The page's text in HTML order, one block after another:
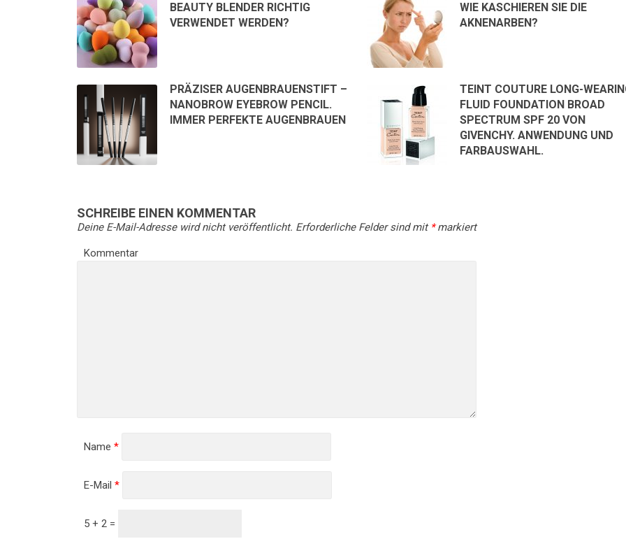
BEAUTY BLENDER RICHTIG
VERWENDET WERDEN?
WIE KASCHIEREN SIE DIE
AKNENARBEN?
PRÄZISER AUGENBRAUENSTIFT –
NANOBROW EYEBROW PENCIL.
IMMER PERFEKTE AUGENBRAUEN
TEINT COUTURE LONG-
FLUID FOUNDATION BROAD
SPECTRUM SPF 20 VON
GIVENCHY. ANWENDUNG UND
FARBAUSWAHL.
SCHREIBE EINEN KOMMENTAR
Deine E-Mail-Adresse wird nicht veröffentlicht. Erforderliche Felder sind mit *markiert
Kommentar
Name *
E-Mail *
5 + 2 =